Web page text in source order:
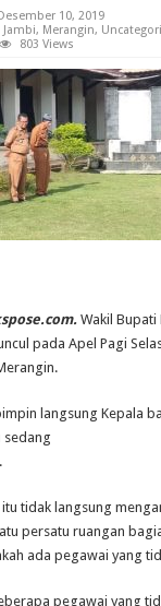
Desember 10, 2019
Jambi, Merangin,
803 Views
Wakil Bupati
pada Apel Pagi
langsung Kepala
sedang
tidak langsung
persatu ruangan
ada pegawai yang
pegawai yang